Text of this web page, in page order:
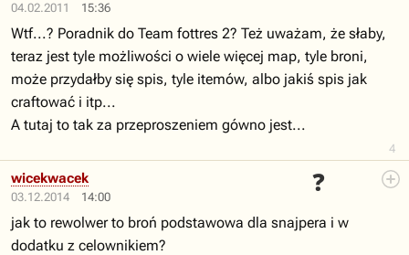
04.02.2011 15:36
4
Wtf...? Poradnik do Team fottres 2? Też uważam, że słaby,
teraz jest tyle możliwości o wiele więcej map, tyle broni,
może przydałby się spis, tyle itemów, albo jakiś spis jak
craftować i itp...
A tutaj to tak za przeproszeniem gówno jest...
03.12.2014 14:00
❓
wicekwacek
jak to rewolwer to broń podstawowa dla snajpera i w
dodatku z celownikiem?